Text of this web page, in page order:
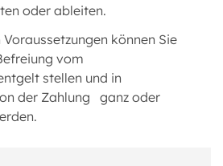
oder ableiten.
können Sie
vom
stellen und in
der Zahlung ganz oder